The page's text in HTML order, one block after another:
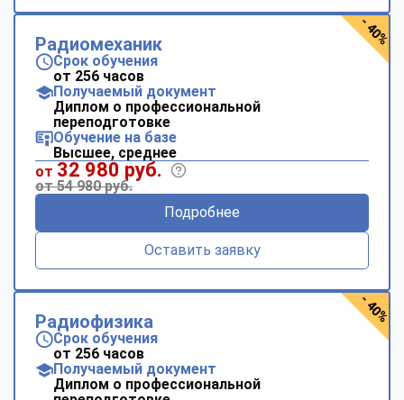
Радиомеханик
Срок обучения
от 256 часов
Получаемый документ
Диплом о профессиональной
переподготовке
Обучение на базе
Высшее, среднее
от 32 980 руб.
от 54 980 руб.
Подробнее
Оставить заявку
- 40%
Радиофизика
Срок обучения
от 256 часов
Получаемый документ
Диплом о профессиональной
- 40%